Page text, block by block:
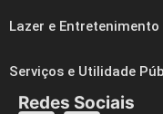
Lazer e Entretenimento
Serviços e Utilidade
Redes Sociais